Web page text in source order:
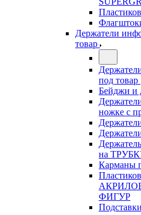
Держатели
товар
под товар
Бейджи и
ножке с
на
Карманы
ФИГУР